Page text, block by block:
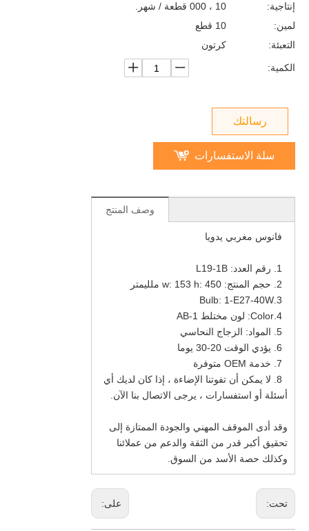
إنتاجية:
10 ، 000 قطعة / شهر.
لمين:
10 قطع
التعبئة:
كرتون
الكمية:
رسالتك
سلة الاستفسارات
وصف المنتج
فانوس مغربي يدويا
8. لا يمكن أن تفوتنا الإضاءة ، إذا كان لديك أي
أسئلة أو استفسارات ، يرجى الاتصال بنا الآن.
وقد أدى الموقف المهني والجودة الممتازة إلى
تحقيق أكبر قدر من الثقة والدعم من عملائنا
وكذلك حصة الأسد من السوق.
على: تحت: